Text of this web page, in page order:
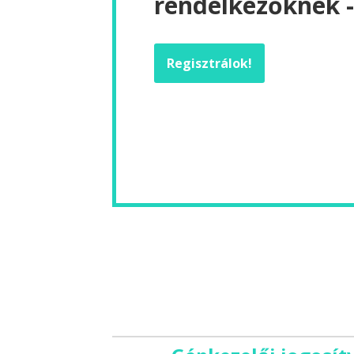
Regisztrálok!